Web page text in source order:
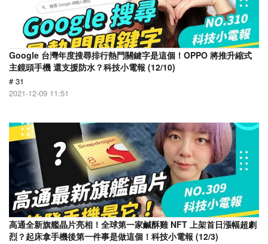
Google 台灣年度搜尋排行熱門關鍵字是這個！OPPO 將推升縮式
主鏡頭手機 還支援防水？科技小電報 (12/10)
# 31
2021-12-09 11:51
高通全新旗艦晶片亮相！全球第一家鹹酥雞 NFT 上架首日漲幅超劇
烈？起床拿手機後第一件事是做這個！科技小電報 (12/3)